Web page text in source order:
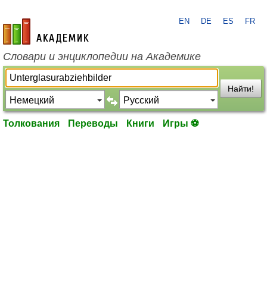
academic.ru
EN DE ES FR
Словари и энциклопедии на Академике
Найти!
Толкования Переводы Книги Игры ⚽